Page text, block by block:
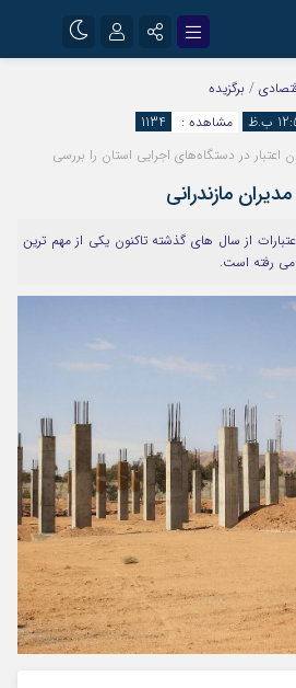
/ برگزیده
مشاهده :
1134
تومان اعتبار در دستگاه‌های اجرایی استان را بررسی
مازندرانی
از سال های گذشته تاکنون یکی از مهم ترین
رفته است.